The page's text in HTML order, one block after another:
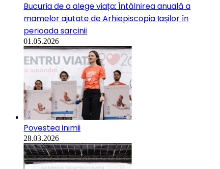
Bucuria de a alege viața: Întâlnirea anuală a
mamelor ajutate de Arhiepiscopia Iașilor în
perioada sarcinii
01.05.2026
Povestea inimii
28.03.2026